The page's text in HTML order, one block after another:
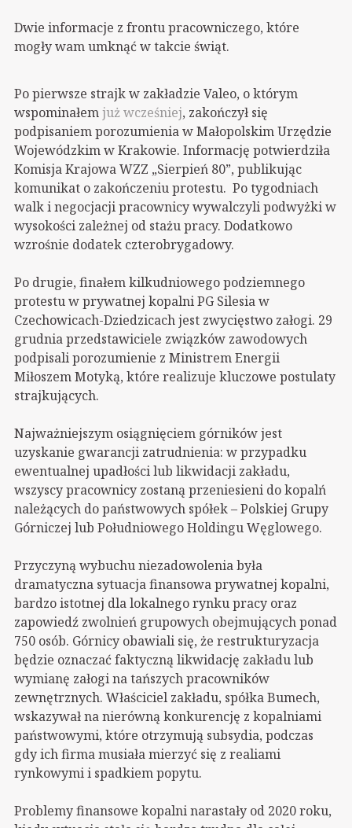
Dwie informacje z frontu pracowniczego, które
mogły wam umknąć w takcie świąt.
Po pierwsze strajk w zakładzie Valeo, o którym
wspominałemjuż wcześniej, zakończył się
podpisaniem porozumienia w Małopolskim Urzędzie
Wojewódzkim w Krakowie. Informację potwierdziła
Komisja Krajowa WZZ „Sierpień 80”, publikując
komunikat o zakończeniu protestu. Po tygodniach
walk i negocjacji pracownicy wywalczyli podwyżki w
wysokości zależnej od stażu pracy. Dodatkowo
wzrośnie dodatek czterobrygadowy.
Po drugie, finałem kilkudniowego podziemnego
protestuw prywatnej kopalni PG Silesia w
Czechowicach-Dziedzicach jest zwycięstwo załogi. 29
grudnia przedstawiciele związków zawodowych
podpisali porozumienie z Ministrem Energii
Miłoszem Motyką, które realizuje kluczowe postulaty
strajkujących.
Najważniejszym osiągnięciem górników jest
uzyskanie gwarancji zatrudnienia: w przypadku
ewentualnej upadłości lub likwidacji zakładu,
wszyscy pracownicy zostaną przeniesieni do kopalń
należących do państwowych spółek – Polskiej Grupy
Górniczej lub Południowego Holdingu Węglowego.
Przyczyną wybuchu niezadowolenia była
dramatyczna sytuacja finansowa prywatnej kopalni,
bardzo istotnej dla lokalnego rynku pracy oraz
zapowiedź zwolnień grupowych obejmujących ponad
750 osób. Górnicy obawiali się, że restrukturyzacja
będzie oznaczać faktyczną likwidację zakładu lub
wymianę załogi na tańszych pracowników
zewnętrznych. Właściciel zakładu, spółka Bumech,
wskazywał na nierówną konkurencję z kopalniami
państwowymi, które otrzymują subsydia, podczas
gdy ich firma musiała mierzyć się z realiami
rynkowymi i spadkiem popytu.
Problemy finansowe kopalni narastały od 2020 roku,